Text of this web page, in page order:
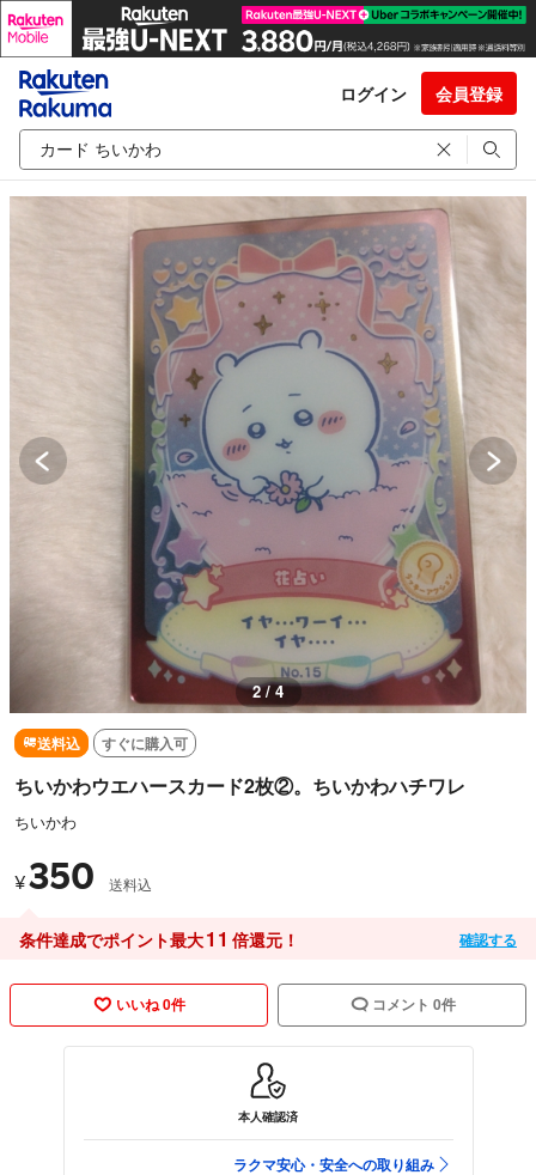
ログイン 会員登録
2 / 4
送料込 すぐに購入可
ちいかわウエハースカード2枚②。ちいかわハチワレ
ちいかわ
¥350 送料込
条件達成でポイント最大11 倍還元！ 確認する
いいね 0件 コメント 0件
本人確認済
ラクマ安心・安全への取り組み